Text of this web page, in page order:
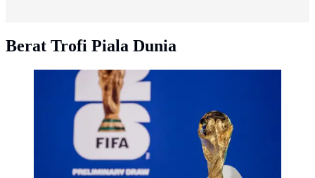
Berat Trofi Piala Dunia